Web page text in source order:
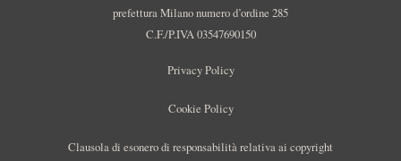
prefettura Milano numero d’ordine 285
C.F./P.IVA 03547690150
Privacy Policy
Cookie Policy
Clausola di esonero di responsabilità relativa ai copyright